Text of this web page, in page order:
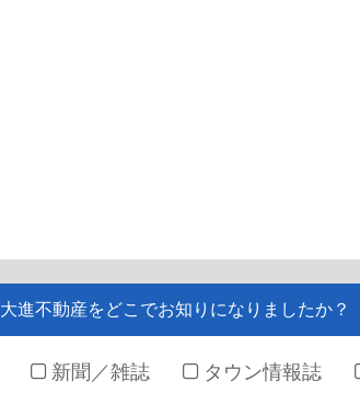
大進不動産をどこでお知りになりましたか？
新聞／雑誌 タウン情報誌